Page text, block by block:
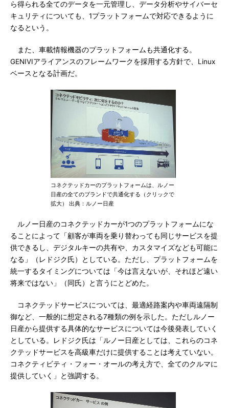
ら得られる全てのデータを一元管理し、データ分析やサイバーセ
キュリティについても、1プラットフォームで対応できるように
なるという。
また、車載情報機器のプラットフォームも共通化する。
GENIVIアライアンスのフレームワークを採用する方針で、Linux
ベースとなる計画だ。
コネクテッドカーのプラットフォームは、ルノー
日産の全てのブランドで共通化する（クリックで
拡大） 出典：ルノー日産
ルノー日産のコネクテッドカーが1つのプラットフォームにな
ることによって「顧客が車両を乗り替わっても同じサービスを提
供できるし、デジタルキーの共有や、カスタマイズなども可能に
なる」（レドジク氏）としている。ただし、プラットフォームを
統一するタイミングについては「今は言えないが、それほど遠い
将来ではない」（同氏）と言うにとどめた。
コネクテッドサービスについては、最適経路案内や車両遠隔制
御など、一般的に想定される7種類の例を示した。ただしルノー
日産から提供する具体的なサービスについては今後発表していく
としている。レドジク氏は「ルノー日産としては、これらのコネ
クテッドサービスを高級車だけに提供することは考えていない。
コネクティビティ・フォー・オールの考え方で、全てのクルマに
提供していく」と強調する。